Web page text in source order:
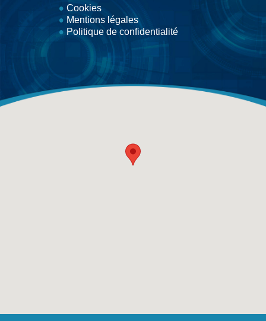
Cookies
Mentions légales
Politique de confidentialité